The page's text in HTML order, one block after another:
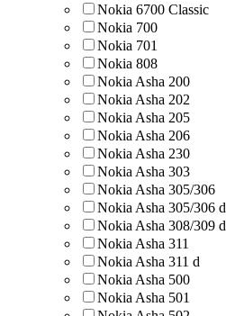
Nokia 6700 Classic
Nokia 700
Nokia 701
Nokia 808
Nokia Asha 200
Nokia Asha 202
Nokia Asha 205
Nokia Asha 206
Nokia Asha 230
Nokia Asha 303
Nokia Asha 305/306
Nokia Asha 305/306 d
Nokia Asha 308/309 d
Nokia Asha 311
Nokia Asha 311 d
Nokia Asha 500
Nokia Asha 501